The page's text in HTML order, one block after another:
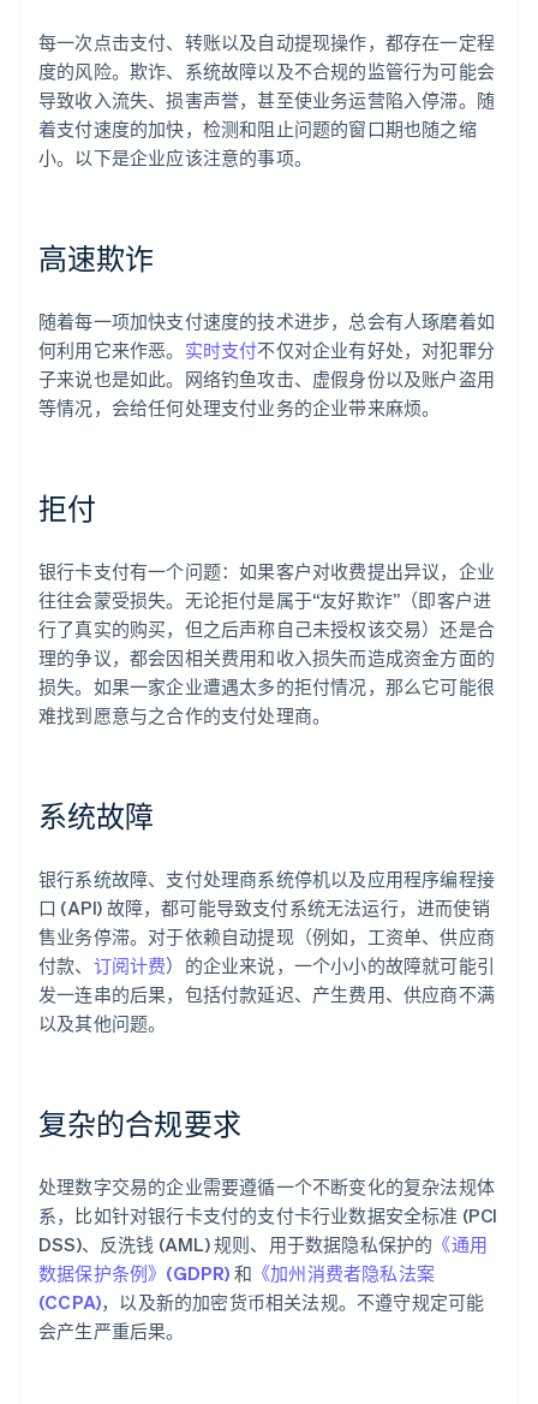
每一次点击支付、转账以及自动提现操作，都存在一定程
度的风险。欺诈、系统故障以及不合规的监管行为可能会
导致收入流失、损害声誉，甚至使业务运营陷入停滞。随
着支付速度的加快，检测和阻止问题的窗口期也随之缩
小。以下是企业应该注意的事项。
高速欺诈
随着每一项加快支付速度的技术进步，总会有人琢磨着如
何利用它来作恶。 实时支付不仅对企业有好处，对犯罪分
子来说也是如此。网络钓鱼攻击、虚假身份以及账户盗用
等情况，会给任何处理支付业务的企业带来麻烦。
拒付
银行卡支付有一个问题：如果客户对收费提出异议，企业
往往会蒙受损失。无论拒付是属于“友好欺诈”（即客户进
行了真实的购买，但之后声称自己未授权该交易）还是合
理的争议，都会因相关费用和收入损失而造成资金方面的
损失。如果一家企业遭遇太多的拒付情况，那么它可能很
难找到愿意与之合作的支付处理商。
系统故障
银行系统故障、支付处理商系统停机以及应用程序编程接
口 (API) 故障，都可能导致支付系统无法运行，进而使销
售业务停滞。对于依赖自动提现（例如，工资单、供应商
付款、 订阅计费）的企业来说，一个小小的故障就可能引
发一连串的后果，包括付款延迟、产生费用、供应商不满
以及其他问题。
复杂的合规要求
处理数字交易的企业需要遵循一个不断变化的复杂法规体
系，比如针对银行卡支付的支付卡行业数据安全标准 (PCI
DSS)、反洗钱 (AML) 规则、用于数据隐私保护的 《通用
数据保护条例》(GDPR) 和 《加州消费者隐私法案
(CCPA)，以及新的加密货币相关法规。不遵守规定可能
会产生严重后果。